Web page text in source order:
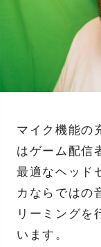
マイク機能の
はゲーム配信
最適なヘッド
カならではの
リーミングを
います。